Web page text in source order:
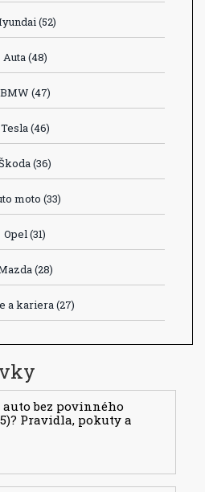
(52)
Auta(48)
BMW (47)
Tesla(46)
(36)
moto (33)
Opel(31)
(28)
a kariera(27)
bez povinného
Pravidla, pokuty a